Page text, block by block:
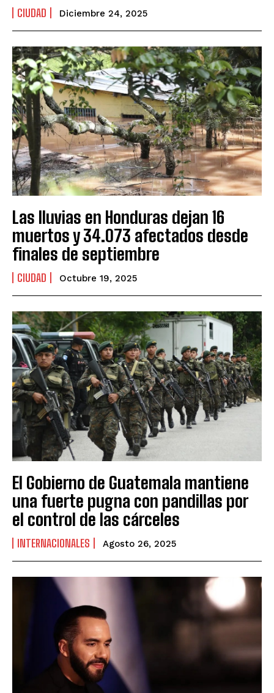
CIUDAD Diciembre 24, 2025
Las lluvias en Honduras dejan 16
muertos y 34.073 afectados desde
finales de septiembre
CIUDAD Octubre 19, 2025
El Gobierno de Guatemala mantiene
una fuerte pugna con pandillas por
el control de las cárceles
INTERNACIONALES Agosto 26, 2025